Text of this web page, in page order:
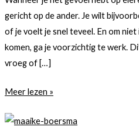
gericht op de ander. Je wilt
of je voelt je snel teveel. En om
komen, ga je voorzichtig te werk.
vroeg of […]
Op
lopen
Meer lezen »